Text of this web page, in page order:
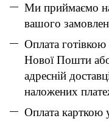
Ми приймаємо
вашого
Оплата готівкою
Нової Пошти
адресній
наложених
Оплата карткою